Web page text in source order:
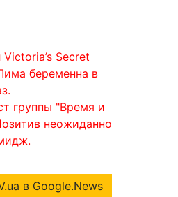
Victoria’s Secret
беременна в
группы "Время и
неожиданно
в Google.News